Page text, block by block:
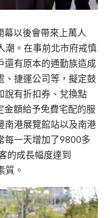
幕以後會帶來上萬人
潮。在事前北市府戒慎
還有原本的通勤族造成
、捷運公司等，擬定鼓
說有折扣券、兌換點
額給予免費宅配的服
南港展覽館站以及南港
每一天增加了9800多
的成長幅度達到
質。